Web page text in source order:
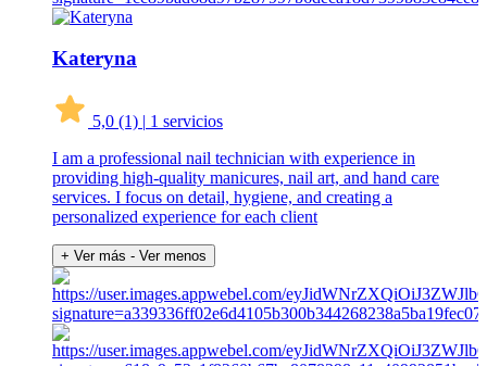
Kateryna
5,0 (1) | 1 servicios
I am a professional nail technician with experience in
providing high-quality manicures, nail art, and hand care
services. I focus on detail, hygiene, and creating a
personalized experience for each client
+ Ver más - Ver menos